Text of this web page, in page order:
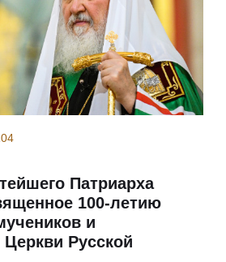
Патриарха
100-летию
и
Русской